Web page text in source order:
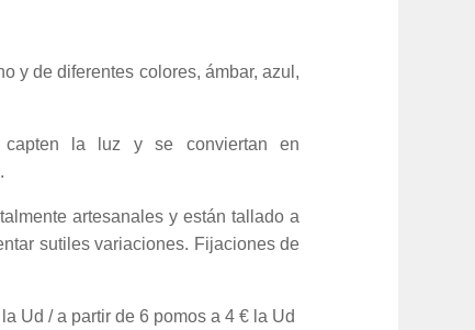
yde diferentes colores, ámbar, azul,
capten la luz y se conviertan en
artesanales y están tallado a
sutiles variaciones. Fijaciones de
Ud / a partir de 6 pomos a 4 € la Ud